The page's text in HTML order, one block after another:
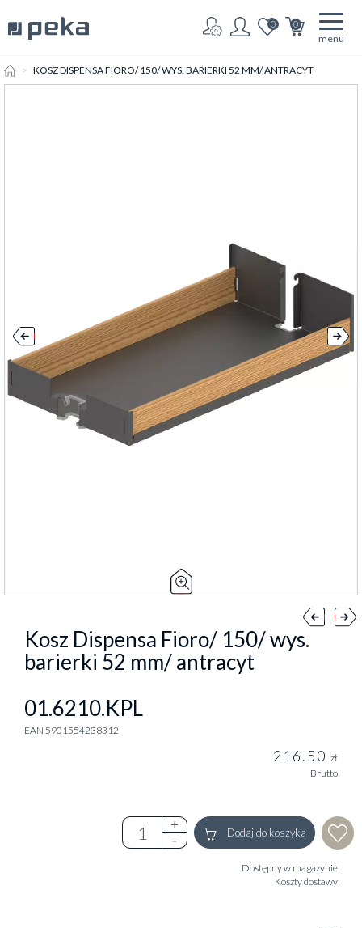
0 0
menu
HOMEKOSZ DISPENSA FIORO/ 150/ WYS. BARIERKI 52 MM/ ANTRACYT
Kosz Dispensa Fioro/ 150/ wys.
barierki 52 mm/ antracyt
01.6210.KPL
EAN 5901554238312
216.50 zł
Brutto
Dodaj do koszyka
Dostępny w magazynie
Koszty dostawy